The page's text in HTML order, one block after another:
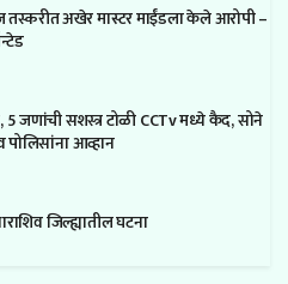
तस्करीत अखेर मास्टर माईंडला केले आरोपी –
5 जणांची सशस्त्र टोळी CCTv मध्ये कैद, सोने
आव्हान
जिल्ह्यातील घटना